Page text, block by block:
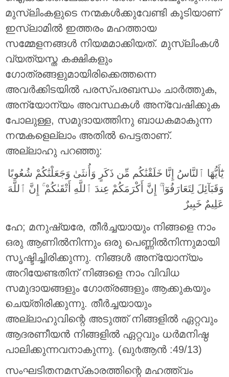
മുസ്‌ലിംകളുടെ നന്മകൾക്കുവേണ്ടി കൂടിയാണ്
ഇസ്‌ലാമിൽ ഇത്തരം മഹത്തായ
സമ്മേളനങ്ങൾ നിയമമാക്കിയത്. മുസ്‌ലിംകൾ
വ്യത്യസ്ത കക്ഷികളും
ഗോത്രങ്ങളുമായിരിക്കെത്തന്നെ
അവർക്കിടയിൽ പരസ്പരബന്ധം ചാർത്തുക,
അന്യോന്യം അവസ്ഥകൾ അന്വേഷിക്കുക
പോലുള്ള, സമുദായത്തിനു ബാധകമാകുന്ന
നന്മകളെല്ലാം അതിൽ പെട്ടതാണ്.
അല്ലാഹു പറഞ്ഞു:
يَٰٓأَيُّهَا ٱلنَّاسُ إِنَّا خَلَقْنَٰكُم مِّن ذَكَرٍ وَأُنثَىٰ وَجَعَلْنَٰكُمْ شُعُوبًا
وَقَبَآئِلَ لِتَعَارَفُوٓا۟ ۚ إِنَّ أَكْرَمَكُمْ عِندَ ٱللَّهِ أَتْقَىٰكُمْ ۚ إِنَّ ٱللَّهَ
عَلِيمٌ خَبِيرٌ ‎
ഹേ; മനുഷ്യരേ, തീർച്ചയായും നിങ്ങളെ നാം
ഒരു ആണിൽനിന്നും ഒരു പെണ്ണിൽനിന്നുമായി
സൃഷ്ടിച്ചിരിക്കുന്നു. നിങ്ങൾ അന്യോന്യം
അറിയേണ്ടതിന് നിങ്ങളെ നാം വിവിധ
സമുദായങ്ങളും ഗോത്രങ്ങളും ആക്കുകയും
ചെയ്തിരിക്കുന്നു. തീർച്ചയായും
അല്ലാഹുവിന്റെ അടുത്ത് നിങ്ങളിൽ ഏറ്റവും
ആദരണീയൻ നിങ്ങളിൽ ഏറ്റവും ധർമനിഷ്ഠ
പാലിക്കുന്നവനാകുന്നു. (ഖു൪ആന്‍ :49/13)
സംഘടിതനമസ്‌കാരത്തിന്റെ മഹത്ത്വം